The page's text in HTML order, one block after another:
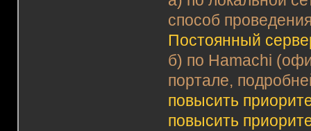
способ
Постоянный
б) по Hamachi
портале,
повысить
повысить